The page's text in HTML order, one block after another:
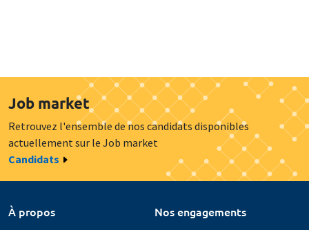
Job market
Retrouvez l'ensemble de nos candidats disponibles
actuellement sur le Job market
Candidats
À propos
Nos engagements